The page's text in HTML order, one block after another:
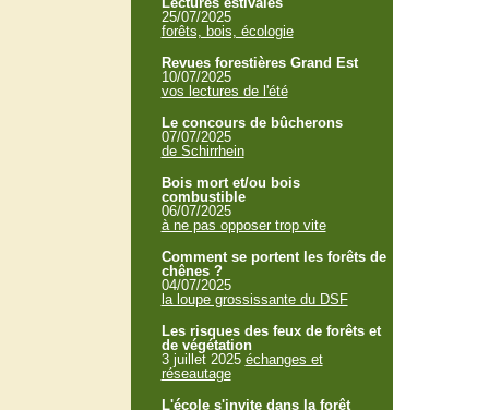
25/07/2025
forêts, bois, écologie
Revues forestières Grand Est
10/07/2025
vos lectures de l'été
Le concours de bûcherons
07/07/2025
de Schirrhein
Bois mort et/ou bois
combustible
06/07/2025
à ne pas opposer trop vite
Comment se portent les forêts de
chênes ?
04/07/2025
la loupe grossissante du DSF
Les risques des feux de forêts et
de végétation
3 juillet 2025 échanges et
réseautage
L'école s'invite dans la forêt